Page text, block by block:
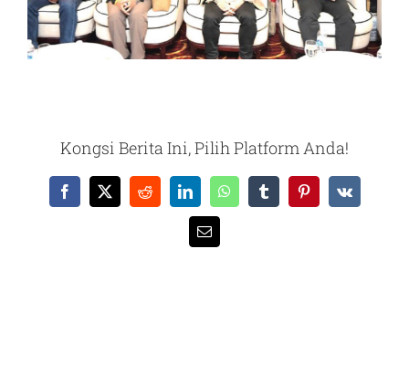
Kongsi Berita Ini, Pilih Platform Anda!
Facebook
X RedditLinkedInWhatsAppTumblrPinterest
Vk
Email